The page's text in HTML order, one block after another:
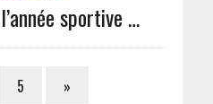
sportive …
5 »